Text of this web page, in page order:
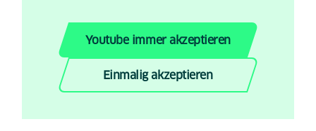
Youtube immer akzeptieren
Einmalig akzeptieren